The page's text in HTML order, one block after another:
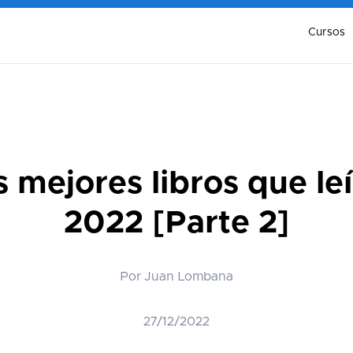
mejores libros que
2022 [Parte 2]
Por Juan Lombana
27/12/2022
Cursos